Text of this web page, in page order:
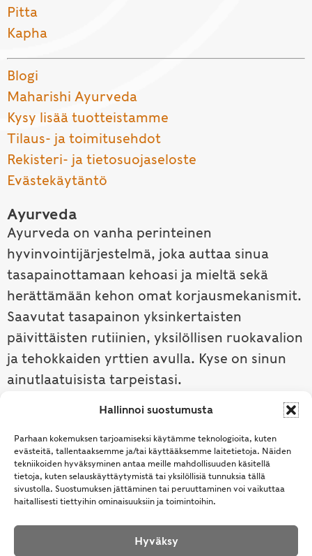
Hallinnoi suostumusta
Parhaan kokemuksen tarjoamiseksi käytämme teknologioita, kuten
evästeitä, tallentaaksemme ja/tai käyttääksemme laitetietoja. Näiden
tekniikoiden hyväksyminen antaa meille mahdollisuuden käsitellä
tietoja, kuten selauskäyttäytymistä tai yksilöllisiä tunnuksia tällä
sivustolla. Suostumuksen jättäminen tai peruuttaminen voi vaikuttaa
haitallisesti tiettyihin ominaisuuksiin ja toimintoihin.
Hyväksy
Pitta
Kapha
Blogi
Maharishi Ayurveda
Kysy lisää tuotteistamme
Tilaus- ja toimitusehdot
Rekisteri- ja tietosuojaseloste
Evästekäytäntö
Ayurveda
Ayurveda on vanha perinteinen
hyvinvointijärjestelmä, joka auttaa sinua
tasapainottamaan kehoasi ja mieltä sekä
herättämään kehon omat korjausmekanismit.
Saavutat tasapainon yksinkertaisten
päivittäisten rutiinien, yksilöllisen ruokavalion
ja tehokkaiden yrttien avulla. Kyse on sinun
ainutlaatuisista tarpeistasi.
Tutustu ayurvedaan →